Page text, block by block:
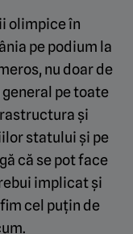
olimpice în
pe podium la
nu doar de
pe toate
și
statului și pe
că se pot face
implicat și
cel puțin de